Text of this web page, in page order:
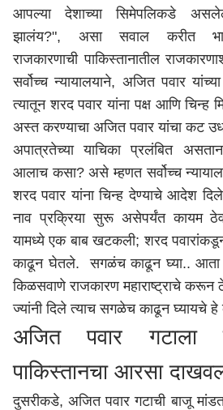
आपल्या देशाच्या सिमेपलिकडे
झालंय?", असा सवाल करीत
राजकारणाची पाकिस्तानातील
सर्वोच्च न्यायालयाने, अजित पवार
त्यातून शरद पवार यांना पक्ष आणि चिन्ह
अस्त करण्याचा अजित पवार यांचा कट
अपात्रतेच्या याचिका प्रलंबित
आलाच कसा? असे म्हणत सर्वोच्च
शरद पवार यांना चिन्ह देण्याचे आदेश
नाव प्रक्रिया सुरू असेपर्यंत कायम
यामध्ये एक बाब खटकली; शरद
काढून घेतले. सगळंच काढून घ्या.. आता
किळसवाणे राजकारण महाराष्ट्राचे
ज्यांनी दिले त्याच सगळेच काढून घ्यायचे
अजित पवार गटाला
पाकिस्तानचा आरसा
दुसरीकडे, अजित पवार गटाची बाजू